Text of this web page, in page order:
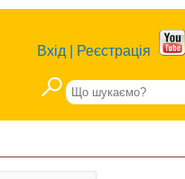
Вхід Реєстрація